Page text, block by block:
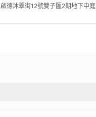
啟德沐翠街12號雙子匯2期地下中庭